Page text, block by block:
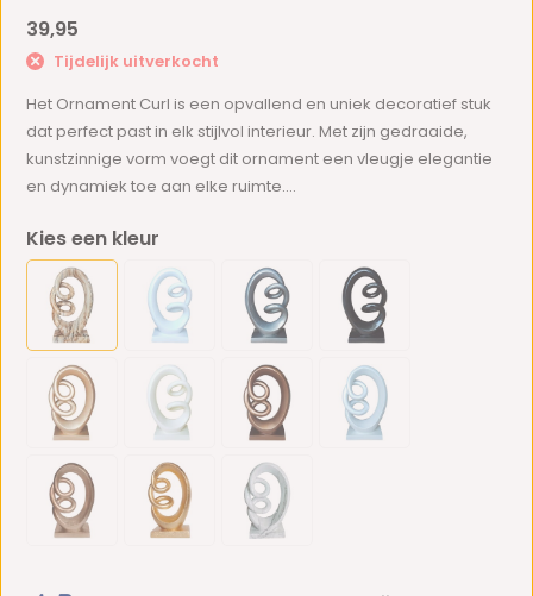
39,95
Tijdelijk uitverkocht
Het Ornament Curl is een opvallend en uniek decoratief stuk
dat perfect past in elk stijlvol interieur. Met zijn gedraaide,
kunstzinnige vorm voegt dit ornament een vleugje elegantie
en dynamiek toe aan elke ruimte....
Kies een kleur